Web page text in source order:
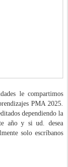
le compartimos
PMA 2025.
dependiendo la
año y si ud. desea
solo escríbanos